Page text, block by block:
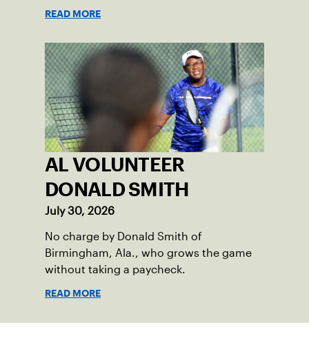
READ MORE
AL VOLUNTEER
DONALD SMITH
July 30, 2026
No charge by Donald Smith of
Birmingham, Ala., who grows the game
without taking a paycheck.
READ MORE